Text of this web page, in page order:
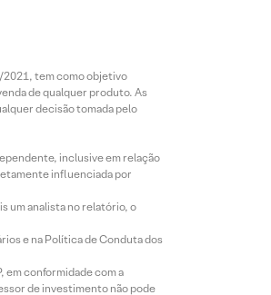
2021, tem como objetivo
de qualquer produto. As
decisão tomada pelo
inclusive em relação
influenciada por
um analista no relatório, o
e na Política de Conduta dos
em conformidade com a
de investimento não pode